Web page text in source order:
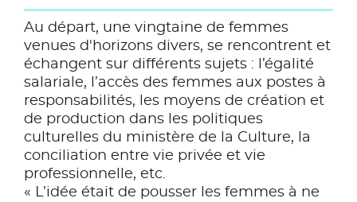
Au départ, une vingtaine de femmes
venues d'horizons divers, se rencontrent et
échangent sur différents sujets : l’égalité
salariale, l’accès des femmes aux postes à
responsabilités, les moyens de création et
de production dans les politiques
culturelles du ministère de la Culture, la
conciliation entre vie privée et vie
professionnelle, etc.
« L’idée était de pousser les femmes à ne